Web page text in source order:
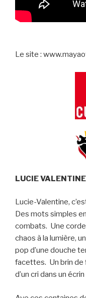
Le site :
LUCIE VALENTINE
Lucie-Valentine,
Des mots simples
combats. Une corde
chaos à la lumière,
pop d’une douche
facettes. Un brin de
d’un cri dans un écrin